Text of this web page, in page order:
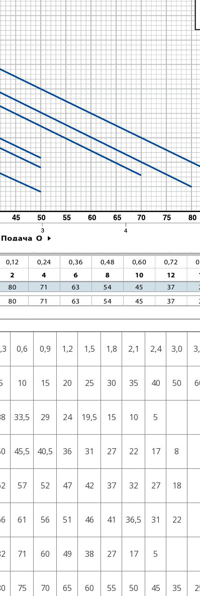
0,6 0,9 1,2 1,5 1,8 2,1 2,4 3,0
10 15 20 25 30 35 40 50
33,5 29 24 19,5 15 10 5
45,5 40,5 36 31 27 22 17 8
57 52 47 42 37 32 27 18
61 56 51 46 41 36,5 31 22
71 60 49 38 27 17 5
75 70 65 60 55 50 45 35